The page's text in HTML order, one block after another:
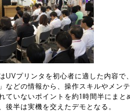
UVプリンタを初心者に適した内容で
などの情報から、操作スキルやメン
ていないポイントを約1時間半にまと
後半は実機を交えたデモとなる。